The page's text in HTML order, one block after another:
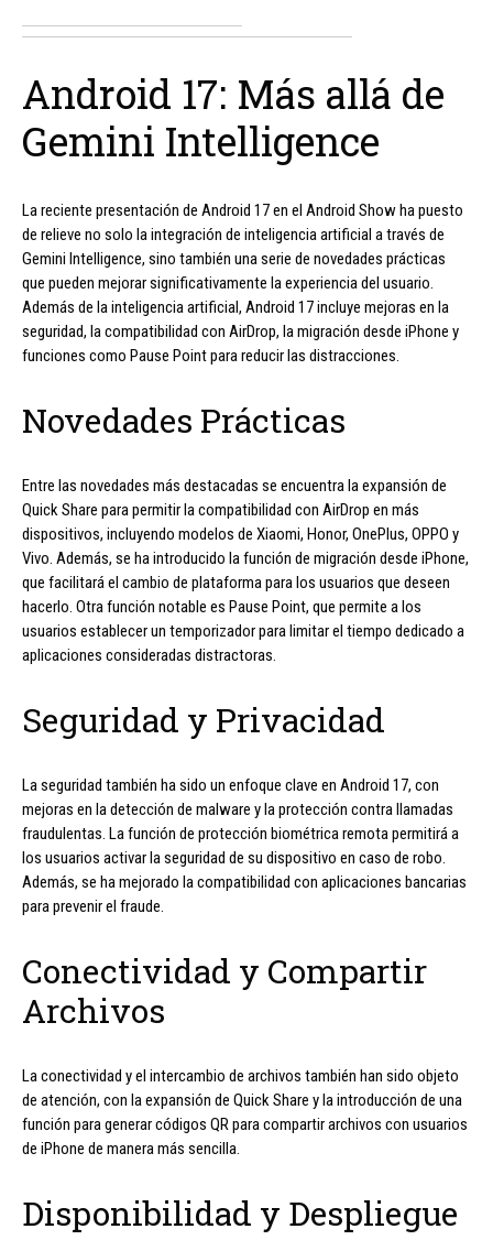
Android 17: Más allá de
Gemini Intelligence
La reciente presentación de Android 17 en el Android Show ha puesto
de relieve no solo la integración de inteligencia artificial a través de
Gemini Intelligence, sino también una serie de novedades prácticas
que pueden mejorar significativamente la experiencia del usuario.
Además de la inteligencia artificial, Android 17 incluye mejoras en la
seguridad, la compatibilidad con AirDrop, la migración desde iPhone y
funciones como Pause Point para reducir las distracciones.
Novedades Prácticas
Entre las novedades más destacadas se encuentra la expansión de
Quick Share para permitir la compatibilidad con AirDrop en más
dispositivos, incluyendo modelos de Xiaomi, Honor, OnePlus, OPPO y
Vivo. Además, se ha introducido la función de migración desde iPhone,
que facilitará el cambio de plataforma para los usuarios que deseen
hacerlo. Otra función notable es Pause Point, que permite a los
usuarios establecer un temporizador para limitar el tiempo dedicado a
aplicaciones consideradas distractoras.
Seguridad y Privacidad
La seguridad también ha sido un enfoque clave en Android 17, con
mejoras en la detección de malware y la protección contra llamadas
fraudulentas. La función de protección biométrica remota permitirá a
los usuarios activar la seguridad de su dispositivo en caso de robo.
Además, se ha mejorado la compatibilidad con aplicaciones bancarias
para prevenir el fraude.
Conectividad y Compartir
Archivos
La conectividad y el intercambio de archivos también han sido objeto
de atención, con la expansión de Quick Share y la introducción de una
función para generar códigos QR para compartir archivos con usuarios
de iPhone de manera más sencilla.
Disponibilidad y Despliegue